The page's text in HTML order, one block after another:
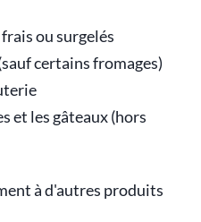
ou surgelés
certains fromages)
et les gâteaux (hors
à d'autres produits